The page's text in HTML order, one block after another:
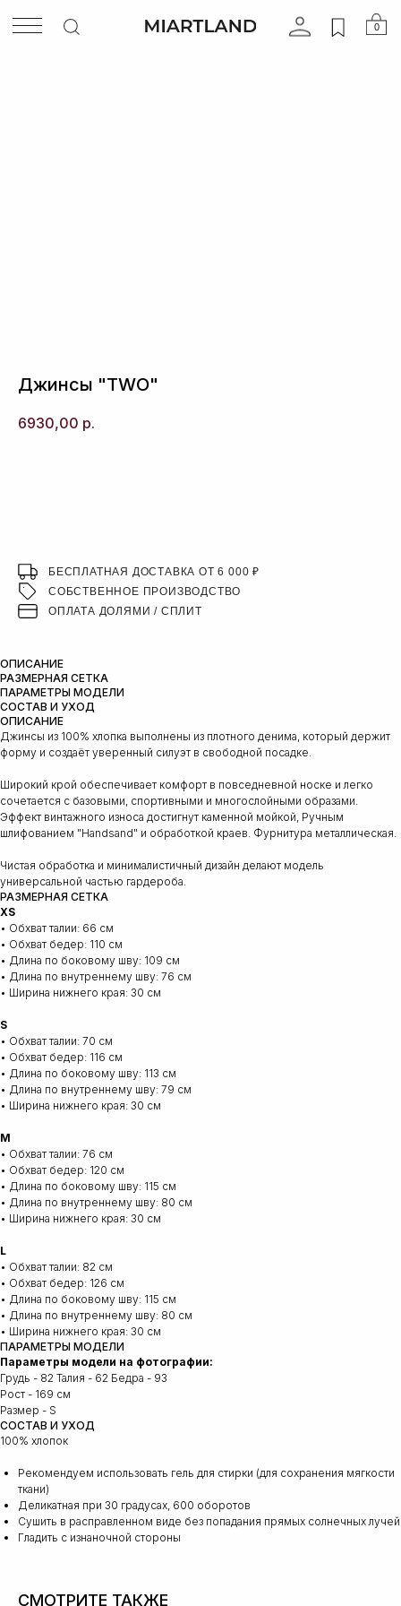
Джинсы "TWO"
6930,00 р.
БЕСПЛАТНАЯ ДОСТАВКА ОТ 6 000 ₽
СОБСТВЕННОЕ ПРОИЗВОДСТВО
ОПЛАТА ДОЛЯМИ / СПЛИТ
ОПИСАНИЕ
РАЗМЕРНАЯ СЕТКА
ПАРАМЕТРЫ МОДЕЛИ
СОСТАВ И УХОД
ОПИСАНИЕ
Джинсы из 100% хлопка выполнены из плотного денима, который держит
форму и создаёт уверенный силуэт в свободной посадке.
Широкий крой обеспечивает комфорт в повседневной носке и легко
сочетается с базовыми, спортивными и многослойными образами.
Эффект винтажного износа достигнут каменной мойкой, Ручным
шлифованием "Handsand" и обработкой краев. Фурнитура металлическая.
Чистая обработка и минималистичный дизайн делают модель
универсальной частью гардероба.
РАЗМЕРНАЯ СЕТКА
XS
• Обхват талии: 66 см
• Обхват бедер: 110 см
• Длина по боковому шву: 109 см
• Длина по внутреннему шву: 76 см
• Ширина нижнего края: 30 см
S
• Обхват талии: 70 см
• Обхват бедер: 116 см
• Длина по боковому шву: 113 см
• Длина по внутреннему шву: 79 см
• Ширина нижнего края: 30 см
M
• Обхват талии: 76 см
• Обхват бедер: 120 см
• Длина по боковому шву: 115 см
• Длина по внутреннему шву: 80 см
• Ширина нижнего края: 30 см
L
• Обхват талии: 82 см
• Обхват бедер: 126 см
• Длина по боковому шву: 115 см
• Длина по внутреннему шву: 80 см
• Ширина нижнего края: 30 см
ПАРАМЕТРЫ МОДЕЛИ
Параметры модели на фотографии:
Грудь - 82 Талия - 62 Бедра - 93
Рост - 169 см
Размер - S
СОСТАВ И УХОД
100% хлопок
Рекомендуем использовать гель для стирки (для сохранения мягкости
ткани)
Деликатная при 30 градусах, 600 оборотов
Сушить в расправленном виде без попадания прямых солнечных лучей
Гладить с изнаночной стороны
СМОТРИТЕ ТАКЖЕ